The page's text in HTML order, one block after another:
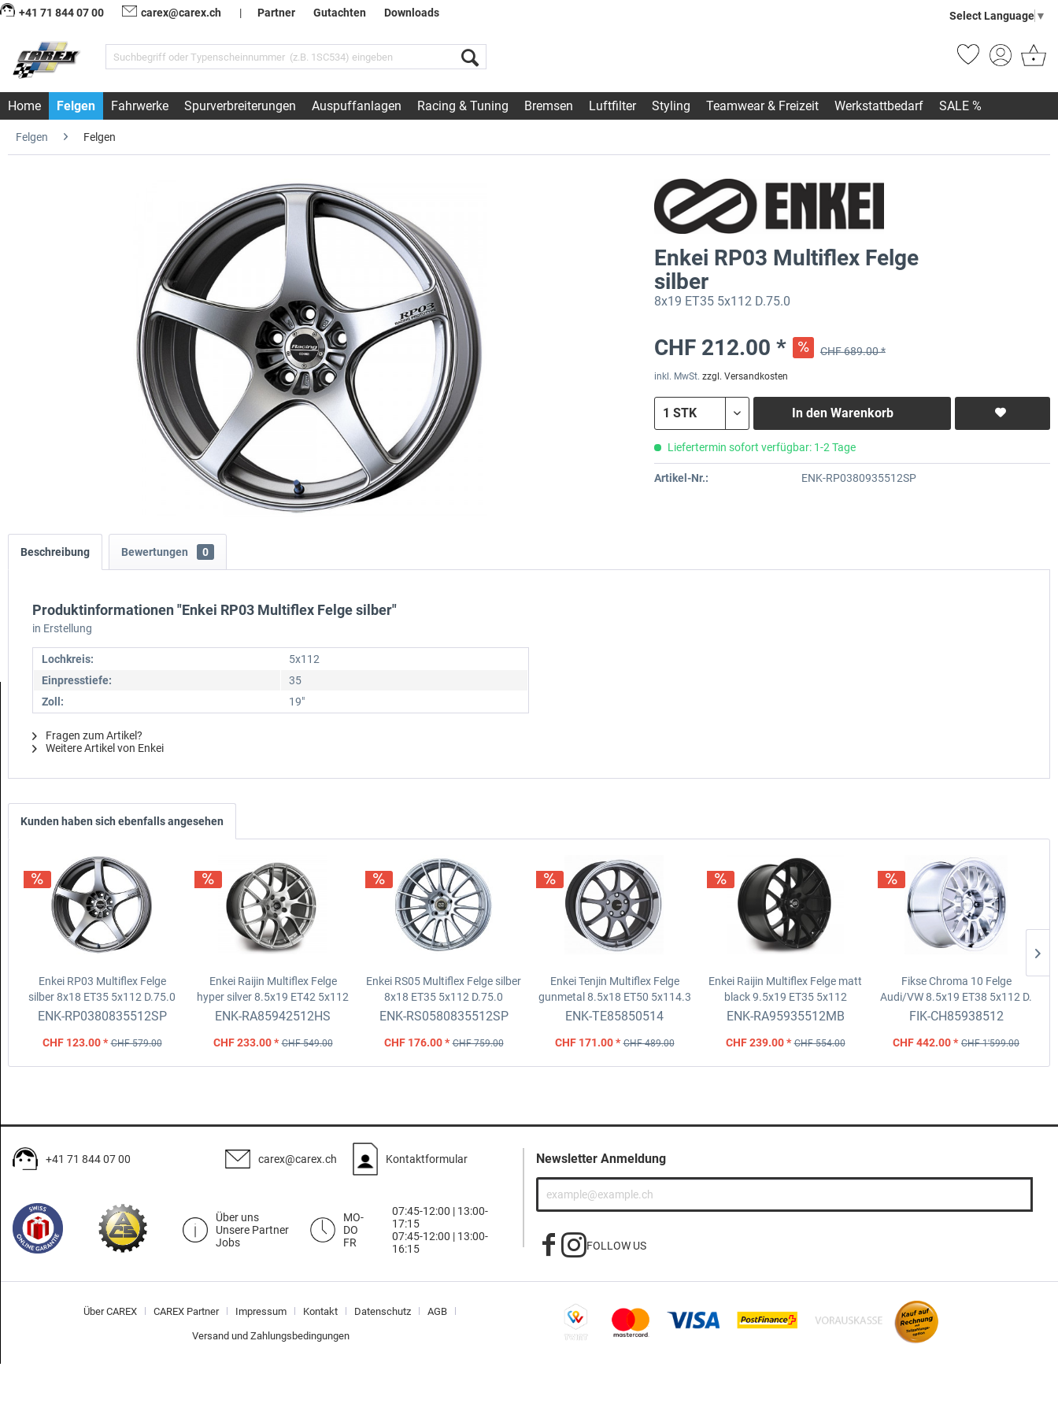
+41 71 844 07 00 carex@carex.ch | Partner Gutachten Downloads Select Language ▼
Home Felgen Fahrwerke Spurverbreiterungen Auspuffanlagen Racing & Tuning Bremsen Luftfilter Styling Teamwear & Freizeit Werkstattbedarf SALE %
Felgen Felgen
Enkei RP03 Multiflex Felge
silber
8x19 ET35 5x112 D.75.0
CHF 212.00 * CHF 689.00 *
inkl. MwSt. zzgl. Versandkosten
In den Warenkorb
Liefertermin sofort verfügbar: 1-2 Tage
Artikel-Nr.: ENK-RP0380935512SP
Beschreibung Bewertungen 0
Produktinformationen "Enkei RP03 Multiflex Felge silber"
in Erstellung
Lochkreis:
5x112
Einpresstiefe:
35
Zoll:
19"
Fragen zum Artikel?
Weitere Artikel von Enkei
Kunden haben sich ebenfalls angesehen
Enkei RP03 Multiflex Felge
silber8x18 ET35 5x112 D.75.0
ENK-RP0380835512SP
CHF 123.00 * CHF 579.00
Enkei Raijin Multiflex Felge
hyper silver8.5x19 ET42 5x112
D.72.6
ENK-RA85942512HS
CHF 233.00 * CHF 549.00
Enkei RS05 Multiflex Felge silber
8x18 ET35 5x112 D.75.0
ENK-RS0580835512SP
CHF 176.00 * CHF 759.00
Enkei Tenjin Multiflex Felge
gunmetal 8.5x18 ET50 5x114.3
D.72.6
ENK-TE85850514
CHF 171.00 * CHF 489.00
Enkei Raijin Multiflex Felge matt
black9.5x19 ET35 5x112
D.72.6
ENK-RA95935512MB
CHF 239.00 * CHF 554.00
Fikse Chroma 10 Felge
Audi/VW8.5x19 ET38 5x112 D.
57.1
FIK-CH85938512
CHF 442.00 * CHF 1'599.00
+41 71 844 07 00 carex@carex.ch Kontaktformular
Über uns
Unsere Partner
Jobs
MO-
DO
FR
07:45-12:00 | 13:00-
17:15
07:45-12:00 | 13:00-
16:15
Newsletter Anmeldung
FOLLOW US
Über CAREX CAREX Partner Impressum Kontakt Datenschutz AGB
Versand und Zahlungsbedingungen